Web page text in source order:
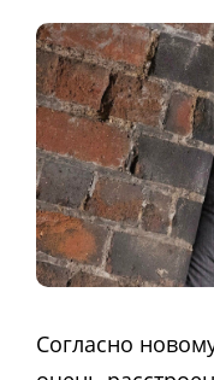
Согласно